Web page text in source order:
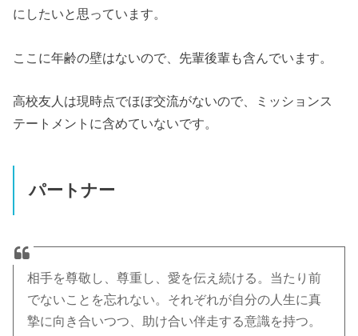
にしたいと思っています。
ここに年齢の壁はないので、先輩後輩も含んでいます。
高校友人は現時点でほぼ交流がないので、ミッションス
テートメントに含めていないです。
パートナー
相手を尊敬し、尊重し、愛を伝え続ける。当たり前
でないことを忘れない。それぞれが自分の人生に真
摯に向き合いつつ、助け合い伴走する意識を持つ。